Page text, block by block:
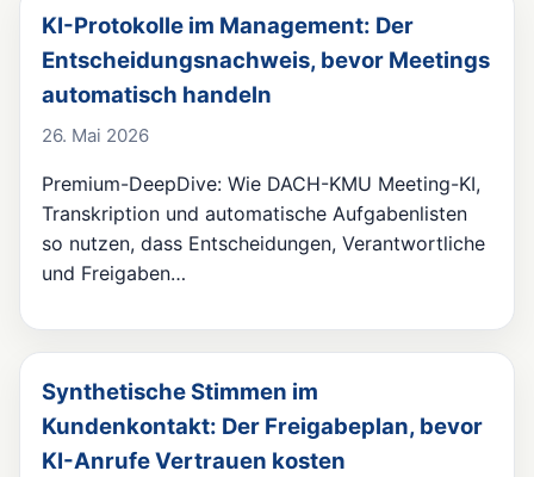
KI-Protokolle im Management: Der
Entscheidungsnachweis, bevor Meetings
automatisch handeln
26. Mai 2026
Premium-DeepDive: Wie DACH-KMU Meeting-KI,
Transkription und automatische Aufgabenlisten
so nutzen, dass Entscheidungen, Verantwortliche
und Freigaben…
Synthetische Stimmen im
Kundenkontakt: Der Freigabeplan, bevor
KI-Anrufe Vertrauen kosten